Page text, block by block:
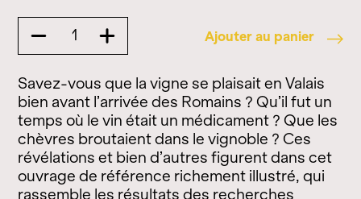
quantité
de
de
la
Vigne
et
du
Vin
en
Valais
Ajouter au panier
Savez-vous que la vigne se plaisait en Valais
bien avant l’arrivée des Romains ? Qu’il fut un
temps où le vin était un médicament ? Que les
chèvres broutaient dans le vignoble ? Ces
révélations et bien d’autres figurent dans cet
ouvrage de référence richement illustré, qui
rassemble les résultats des recherches